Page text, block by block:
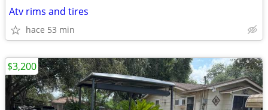
Atv rims and tires
hace 53 min
$3,200